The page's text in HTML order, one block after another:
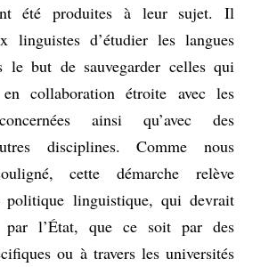
été produites à leur sujet. Il
linguistes d’étudier les langues
le but de sauvegarder celles qui
en collaboration étroite avec les
ainsi qu’avec des
disciplines. Comme nous
cette démarche relève
politique linguistique, qui devrait
par l’État, que ce soit par des
ou à travers les universités